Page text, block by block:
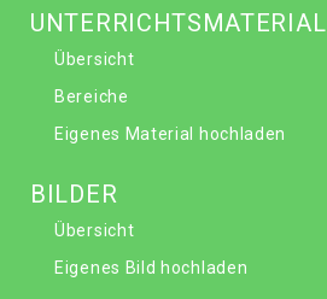
UNTERRICHTSMATERIAL
Übersicht
Bereiche
Eigenes Material hochladen
BILDER
Übersicht
Eigenes Bild hochladen